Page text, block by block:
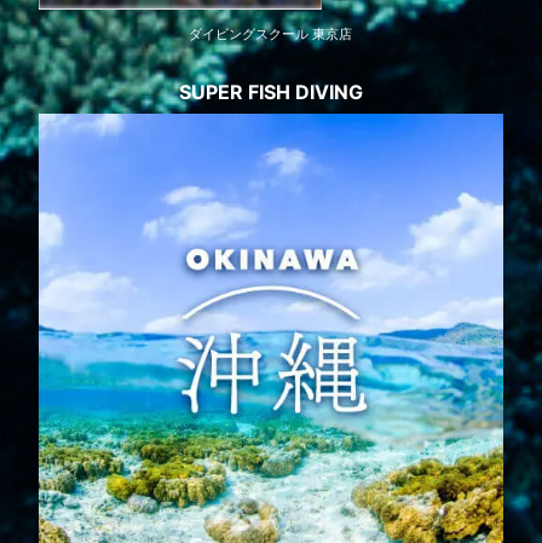
ダイビングスクール 東京店
SUPER FISH DIVING